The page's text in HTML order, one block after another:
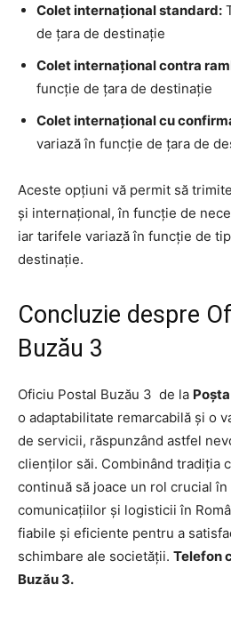
Colet internațional standard:
de țara de destinație
Colet internațional contra
funcție de țara de destinație
Colet internațional cu
variază în funcție de țara de
Aceste opțiuni vă permit să
și internațional, în funcție de
iar tarifele variază în funcție de
destinație.
Concluzie despre
Buzău 3
Oficiu Postal Buzău 3 de la
o adaptabilitate remarcabilă și o
de servicii, răspunzând astfel
clienților săi. Combinând tradiția
continuă să joace un rol crucial
comunicațiilor și logisticii în
fiabile și eficiente pentru a
schimbare ale societății. Telefon
Buzău 3.